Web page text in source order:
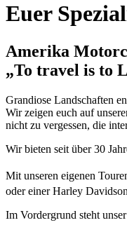
Euer
Amerika
„To travel is to
Grandiose Landschaften
Wir zeigen euch auf
nicht zu vergessen, die
Wir bieten seit über 30
Mit unseren eigenen
oder einer Harley
Im Vordergrund steht